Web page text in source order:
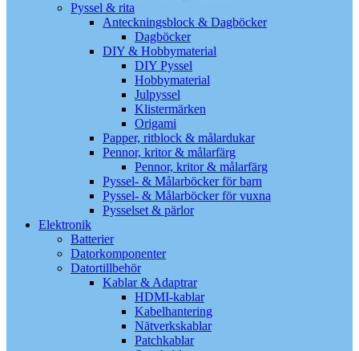
Pyssel & rita
Anteckningsblock & Dagböcker
Dagböcker
DIY & Hobbymaterial
DIY Pyssel
Hobbymaterial
Julpyssel
Klistermärken
Origami
Papper, ritblock & målardukar
Pennor, kritor & målarfärg
Pennor, kritor & målarfärg
Pyssel- & Målarböcker för barn
Pyssel- & Målarböcker för vuxna
Pysselset & pärlor
Elektronik
Batterier
Datorkomponenter
Datortillbehör
Kablar & Adaptrar
HDMI-kablar
Kabelhantering
Nätverkskablar
Patchkablar